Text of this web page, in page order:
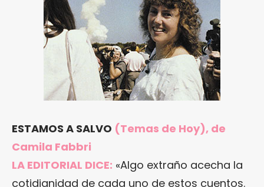
ESTAMOS A SALVO (Temas de Hoy), de
Camila Fabbri
LA EDITORIAL DICE: «Algo extraño acecha la
cotidianidad de cada uno de estos cuentos.